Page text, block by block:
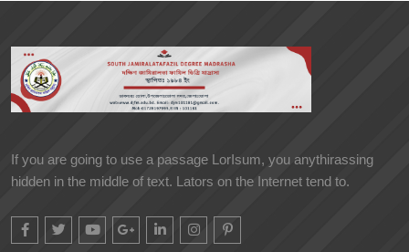
If you are going to use a passage LorIsum, you anythirassing
hidden in the middle of text. Lators on the Internet tend to.